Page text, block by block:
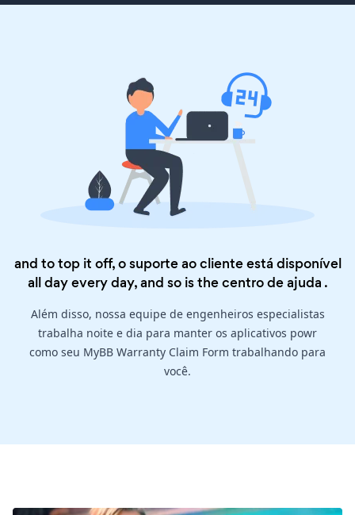
and to top it off, o suporte ao cliente está disponível
all day every day, and so is thecentro de ajuda .
Além disso, nossa equipe de engenheiros especialistas
trabalha noite e dia para manter os aplicativos powr
como seu MyBB Warranty Claim Form trabalhando para
você.